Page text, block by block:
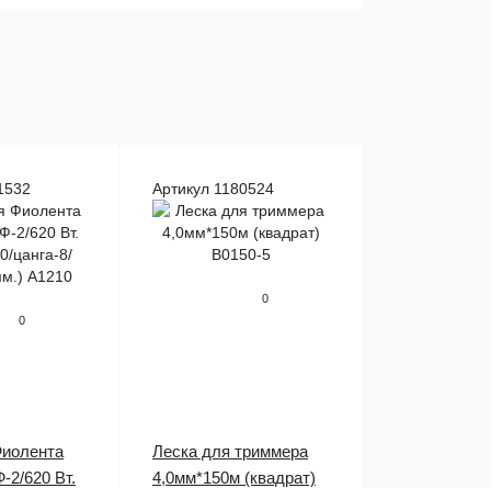
0
2/620 Вт.
Артикул 1180524
0
Леска для триммера
4,0мм*150м (квадрат)